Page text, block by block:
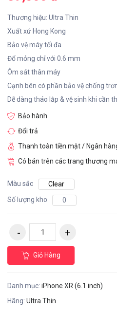
Thương hiệu: Ultra Thin
Xuất xứ Hong Kong
Bảo vệ máy tối đa
Đổ mỏng chỉ với 0.6 mm
Ôm sát thân máy
Cạnh bên có phần bảo vệ chống
Dễ dàng tháo lắp & vệ sinh khi cần
Bảo hành
Đổi trả
Thanh toàn tiền mặt / Ngân
Có bán trên các trang thương
Màu sắc
Clear
Số lượng kho
0
Giỏ Hàng
Danh mục: iPhone XR (6.1 inch)
Hãng: Ultra Thin